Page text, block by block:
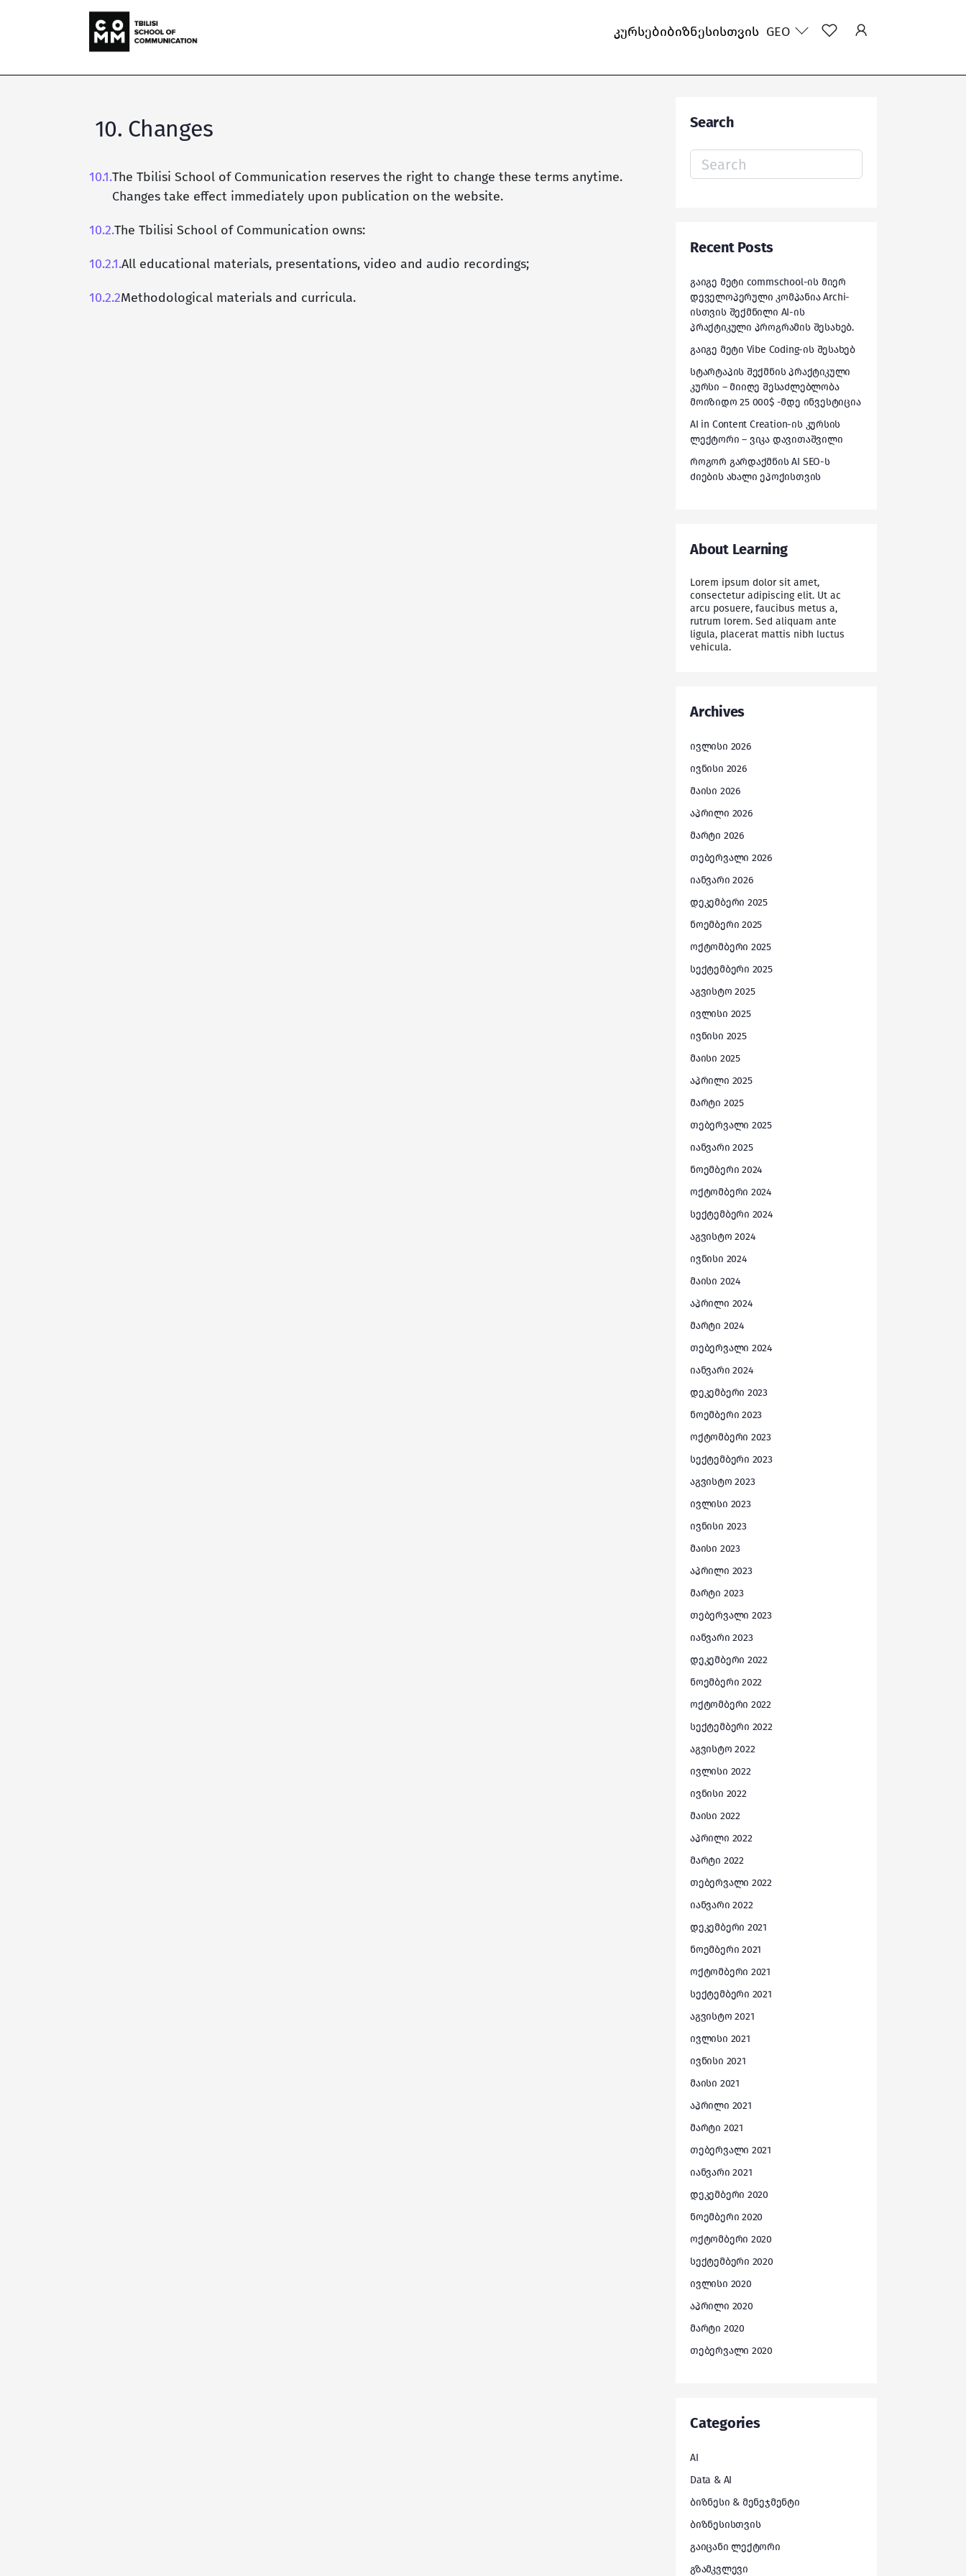
კურსებიბიზნესისთვის GEO
10. Changes
10.1.The Tbilisi School of Communication reserves the right to change these terms anytime.
Changes take effect immediately upon publication on the website.
10.2.The Tbilisi School of Communication owns:
10.2.1.All educational materials, presentations, video and audio recordings;
10.2.2Methodological materials and curricula.
Search
Search
for:
Recent Posts
გაიგე მეტი commschool-ის მიერ
დეველოპერული კომპანია Archi-
ისთვის შექმნილი AI-ის
პრაქტიკული პროგრამის შესახებ.
გაიგე მეტი Vibe Coding-ის შესახებ
სტარტაპის შექმნის პრაქტიკული
კურსი – მიიღე შესაძლებლობა
მოიზიდო 25 000$ -მდე ინვესტიცია
AI in Content Creation-ის კურსის
ლექტორი – ვიკა დავითაშვილი
როგორ გარდაქმნის AI SEO-ს
ძიების ახალი ეპოქისთვის
About Learning
Lorem ipsum dolor sit amet,
consectetur adipiscing elit. Ut ac
arcu posuere, faucibus metus a,
rutrum lorem. Sed aliquam ante
ligula, placerat mattis nibh luctus
vehicula.
Archives
ივლისი 2026
ივნისი 2026
მაისი 2026
აპრილი 2026
მარტი 2026
თებერვალი 2026
იანვარი 2026
დეკემბერი 2025
ნოემბერი 2025
ოქტომბერი 2025
სექტემბერი 2025
აგვისტო 2025
ივლისი 2025
ივნისი 2025
მაისი 2025
აპრილი 2025
მარტი 2025
თებერვალი 2025
იანვარი 2025
ნოემბერი 2024
ოქტომბერი 2024
სექტემბერი 2024
აგვისტო 2024
ივნისი 2024
მაისი 2024
აპრილი 2024
მარტი 2024
თებერვალი 2024
იანვარი 2024
დეკემბერი 2023
ნოემბერი 2023
ოქტომბერი 2023
სექტემბერი 2023
აგვისტო 2023
ივლისი 2023
ივნისი 2023
მაისი 2023
აპრილი 2023
მარტი 2023
თებერვალი 2023
იანვარი 2023
დეკემბერი 2022
ნოემბერი 2022
ოქტომბერი 2022
სექტემბერი 2022
აგვისტო 2022
ივლისი 2022
ივნისი 2022
მაისი 2022
აპრილი 2022
მარტი 2022
თებერვალი 2022
იანვარი 2022
დეკემბერი 2021
ნოემბერი 2021
ოქტომბერი 2021
სექტემბერი 2021
აგვისტო 2021
ივლისი 2021
ივნისი 2021
მაისი 2021
აპრილი 2021
მარტი 2021
თებერვალი 2021
იანვარი 2021
დეკემბერი 2020
ნოემბერი 2020
ოქტომბერი 2020
სექტემბერი 2020
ივლისი 2020
აპრილი 2020
მარტი 2020
თებერვალი 2020
Categories
AI
Data & AI
ბიზნესი & მენეჯმენტი
ბიზნესისთვის
გაიცანი ლექტორი
გზამკვლევი